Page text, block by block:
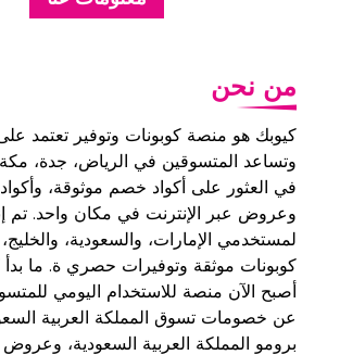
من نحن
كيوبك هو منصة كوبونات وتوفير تعتمد
وتساعد المتسوقين في الرياض، جدة،
في العثور على أكواد خصم موثوقة،
وعروض عبر الإنترنت في مكان واحد. تم
لمستخدمي الإمارات، والسعودية،
كوبونات موثقة وتوفيرات حصري ة. ما
أصبح الآن منصة للاستخدام اليومي
عن خصومات تسوق المملكة العربية
برومو المملكة العربية السعودية،